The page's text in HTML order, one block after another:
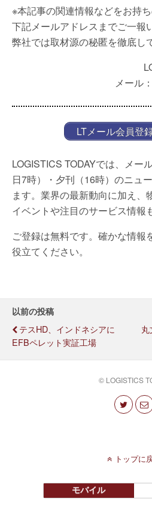
※本記事の関連情報などをお持
下記メールアドレスまでご一報
弊社では取材源の秘匿を徹底し
メール
LTメール会員登
LOGISTICS TODAYでは、メー
日7時）・夕刊（16時）のニュ
ます。業界の最新動向に加え、
イベントや注目のサービス情報
ご登録は無料です。確かな情報
役立てください。
以前の投稿
テスHD、インドネシアに
EFBペレット実証工場
© LOGISTICS
トップに
モバイル